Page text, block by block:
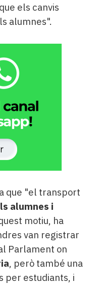
que els canvis
alumnes".
que "el transport
alumnes i
motiu, ha
van registrar
Parlament on
, però també una
per estudiants, i